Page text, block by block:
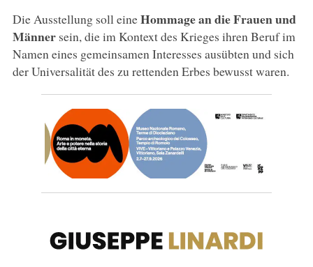
Die Ausstellung soll eineHommage an die Frauen und
Männersein, die im Kontext des Krieges ihren Beruf im
Namen eines gemeinsamen Interesses ausübten und sich
der Universalität des zu rettenden Erbes bewusst waren.